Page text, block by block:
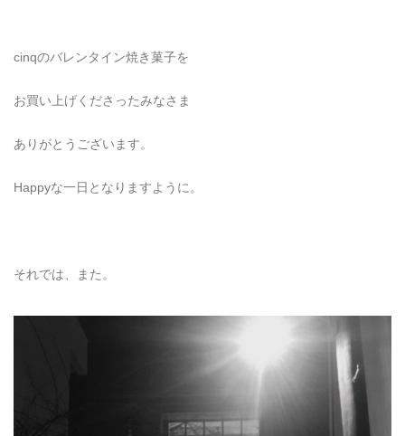
cinqのバレンタイン焼き菓子を
お買い上げくださったみなさま
ありがとうございます。
Happyな一日となりますように。
それでは、また。